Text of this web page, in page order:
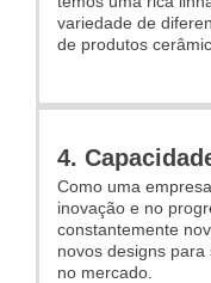
variedade de
de produtos
4.
Como uma
inovação e no
constantemente
novos designs
no mercado.